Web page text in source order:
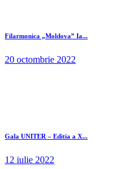
Filarmonica „Moldova” Ia...
20 octombrie 2022
Gala UNITER – Editia a X...
12 iulie 2022